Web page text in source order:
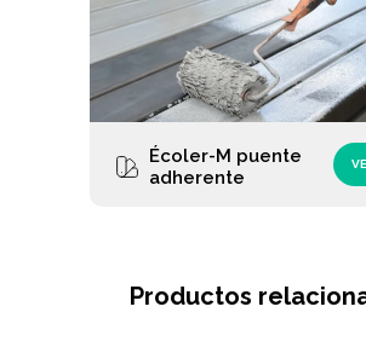
Écoler-M puente
adherente
Productos